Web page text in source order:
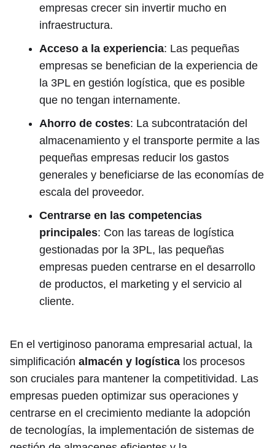
empresas crecer sin invertir mucho en
infraestructura.
Acceso a la experiencia: Las pequeñas
empresas se benefician de la experiencia de
la 3PL en gestión logística, que es posible
que no tengan internamente.
Ahorro de costes: La subcontratación del
almacenamiento y el transporte permite a las
pequeñas empresas reducir los gastos
generales y beneficiarse de las economías de
escala del proveedor.
Centrarse en las competencias
principales: Con las tareas de logística
gestionadas por la 3PL, las pequeñas
empresas pueden centrarse en el desarrollo
de productos, el marketing y el servicio al
cliente.
En el vertiginoso panorama empresarial actual, la
simplificación almacén y logística los procesos
son cruciales para mantener la competitividad. Las
empresas pueden optimizar sus operaciones y
centrarse en el crecimiento mediante la adopción
de tecnologías, la implementación de sistemas de